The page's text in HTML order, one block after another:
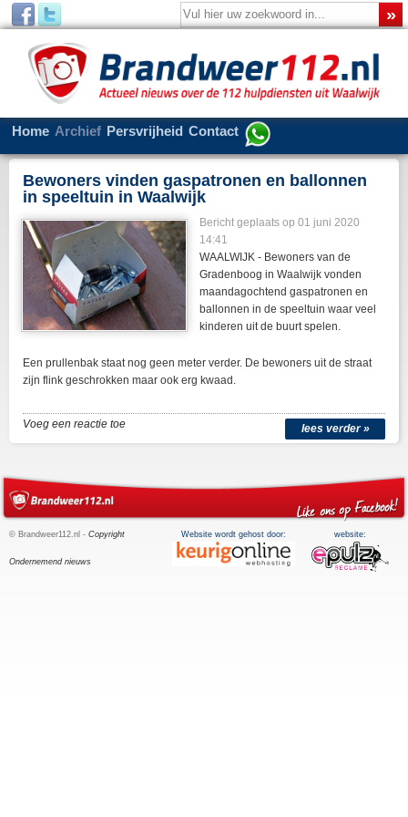
Home Archief Persvrijheid Contact
Bewoners vinden gaspatronen en ballonnen
in speeltuin in Waalwijk
Bericht geplaats op 01 juni 2020
14:41
WAALWIJK - Bewoners van de
Gradenboog in Waalwijk vonden
maandagochtend gaspatronen en
ballonnen in de speeltuin waar veel
kinderen uit de buurt spelen.
Een prullenbak staat nog geen meter verder. De bewoners uit de straat
zijn flink geschrokken maar ook erg kwaad.
lees verder »
Voeg een reactie toe
© Brandweer112.nl - Copyright
Ondernemend nieuws
Website wordt gehost door: website: